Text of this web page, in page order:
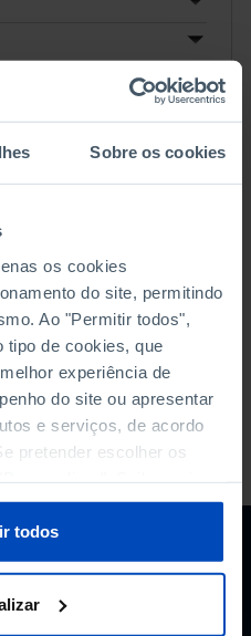
Sobre os cookies
os cookies
do site, permitindo
Ao "Permitir todos",
tipo de cookies, que
experiência de
do site ou apresentar
e serviços, de acordo
pretender escolher os
de preferências ou da
todos
7 8 9 10 ... próximo
FRANCISCO MANUEL DOS
DA